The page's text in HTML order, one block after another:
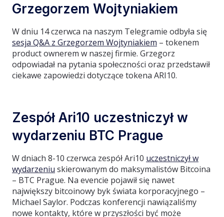
Grzegorzem Wojtyniakiem
W dniu 14 czerwca na naszym Telegramie odbyła się
sesja Q&A z Grzegorzem Wojtyniakiem – tokenem
product ownerem w naszej firmie. Grzegorz
odpowiadał na pytania społeczności oraz przedstawił
ciekawe zapowiedzi dotyczące tokena ARI10.
Zespół Ari10 uczestniczył w
wydarzeniu BTC Prague
W dniach 8-10 czerwca zespół Ari10 uczestniczył w
wydarzeniu skierowanym do maksymalistów Bitcoina
– BTC Prague. Na evencie pojawił się nawet
największy bitcoinowy byk świata korporacyjnego –
Michael Saylor. Podczas konferencji nawiązaliśmy
nowe kontakty, które w przyszłości być może